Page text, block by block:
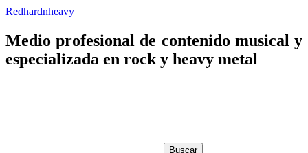
Redhardnheavy
Medio profesional de contenido musical y
especializada en rock y heavy metal